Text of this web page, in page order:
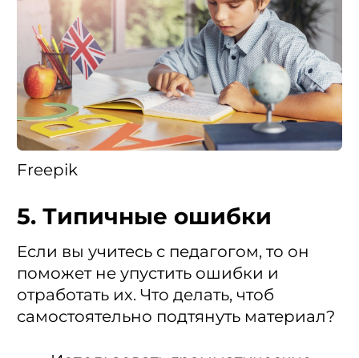
Freepik
5. Типичные ошибки
Если вы учитесь с педагогом, то он
поможет не упустить ошибки и
отработать их. Что делать, чтоб
самостоятельно подтянуть материал?